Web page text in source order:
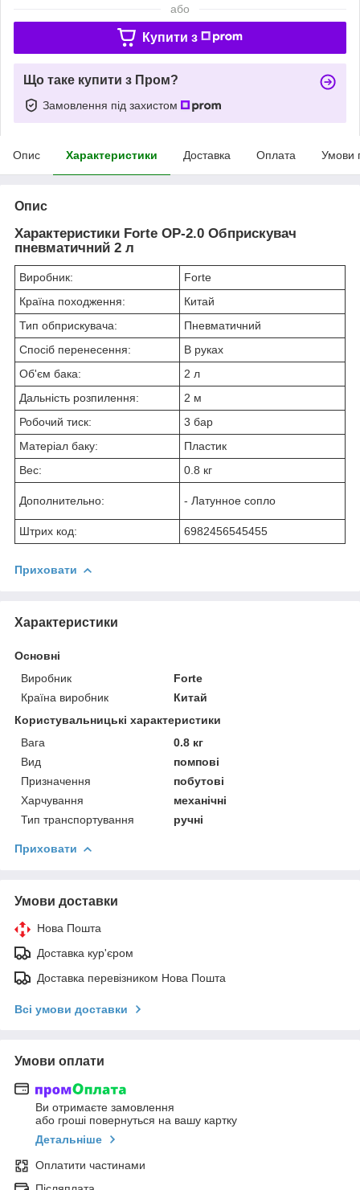
або
Купити з
Що таке купити з Пром?
Замовлення під захистом
Опис Характеристики Доставка Оплата Умови
Опис
Характеристики Forte ОР-2.0 Обприскувач
пневматичний 2 л
Виробник:
Forte
Країна походження:
Китай
Тип обприскувача:
Пневматичний
Спосіб перенесення:
В руках
Об'єм бака:
2 л
Дальність розпилення:
2 м
Робочий тиск:
3 бар
Матеріал баку:
Пластик
Вес:
0.8 кг
Дополнительно: - Латунное сопло
Штрих код: 6982456545455
Приховати
Характеристики
Основні
Виробник
Forte
Країна виробник
Китай
Користувальницькі характеристики
Вага
0.8 кг
Вид
помпові
Призначення
побутові
Харчування
механічні
Тип транспортування
ручні
Приховати
Умови доставки
Нова Пошта
Доставка кур'єром
Доставка перевізником Нова Пошта
Всі умови доставки
Умови оплати
Ви отримаєте замовлення
або гроші повернуться на вашу картку
Детальніше
Оплатити частинами